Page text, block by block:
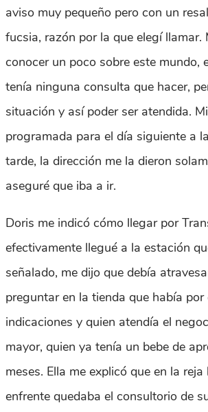
aviso muy pequeño pero con un
fucsia, razón por la que elegí llamar.
conocer un poco sobre este mundo,
tenía ninguna consulta que hacer,
situación y así poder ser atendida.
programada para el día siguiente a
tarde, la dirección me la dieron
aseguré que iba a ir.
Doris me indicó cómo llegar por
efectivamente llegué a la estación
señalado, me dijo que debía
preguntar en la tienda que había por
indicaciones y quien atendía el
mayor, quien ya tenía un bebe de
meses. Ella me explicó que en la
enfrente quedaba el consultorio de